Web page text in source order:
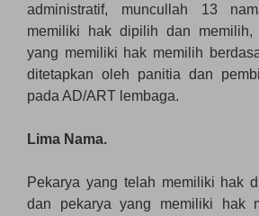
administratif, muncullah 13
memiliki hak dipilih dan memilih,
yang memiliki hak memilih
ditetapkan oleh panitia dan
pada AD/ART lembaga.
Lima Nama.
Pekarya yang telah memiliki hak
dan pekarya yang memiliki hak